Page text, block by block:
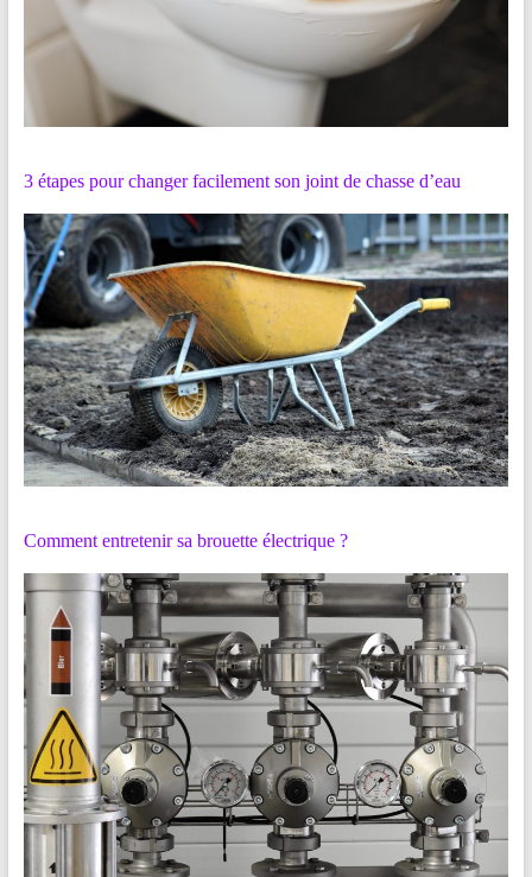
3 étapes pour changer facilement son joint de chasse d’eau
Comment entretenir sa brouette électrique ?